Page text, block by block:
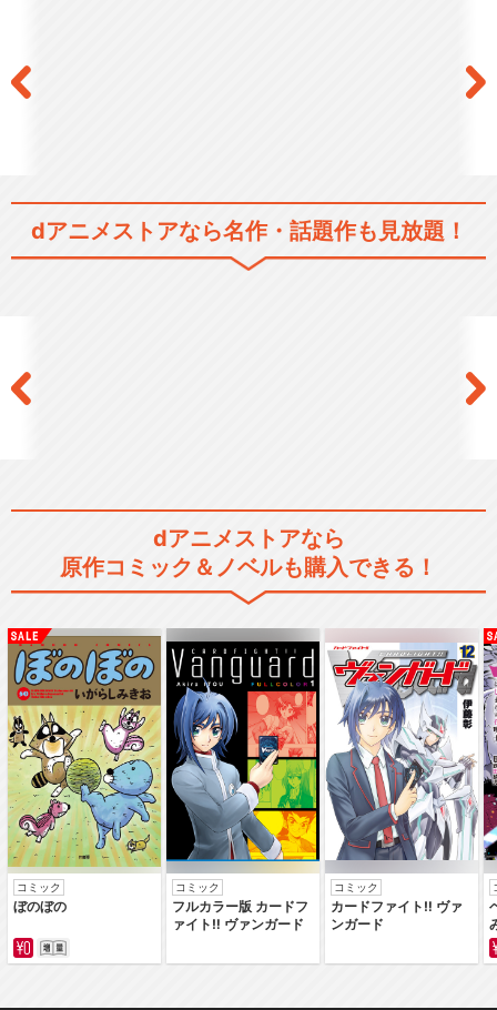
dアニメストアなら名作・話題作も見放題！
dアニメストアなら
原作コミック＆ノベルも購入できる！
コミック
ぼのぼの
コミック
フルカラー版 カードフ
ァイト‼ ヴァンガード
コミック
カードファイト‼ ヴァ
ンガード